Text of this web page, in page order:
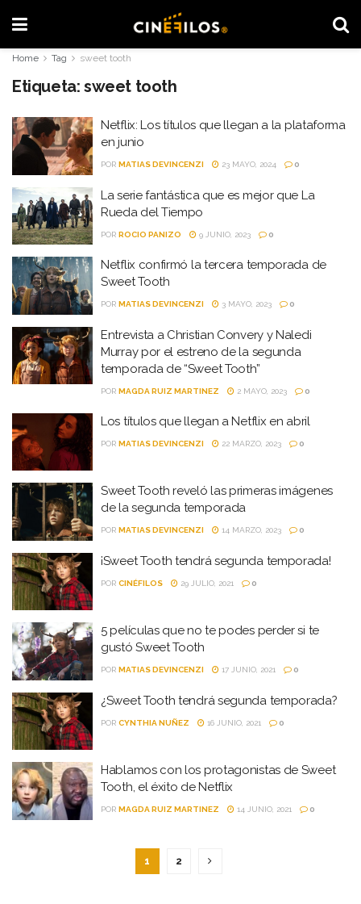
Home Tag sweet tooth
Etiqueta: sweet tooth
Netflix: Los títulos que llegan a la plataforma
en junio
POR MATIAS DEVINCENZI 23 MAYO, 2024 0
La serie fantástica que es mejor que La
Rueda del Tiempo
POR ROCIO PANIZO 9 JUNIO, 2023 0
Netflix confirmó la tercera temporada de
Sweet Tooth
POR MATIAS DEVINCENZI 3 MAYO, 2023 0
Entrevista a Christian Convery y Naledi
Murray por el estreno de la segunda
temporada de “Sweet Tooth”
POR MAGDA RUIZ MARTINEZ 2 MAYO, 2023 0
Los títulos que llegan a Netflix en abril
POR MATIAS DEVINCENZI 22 MARZO, 2023 0
Sweet Tooth reveló las primeras imágenes
de la segunda temporada
POR MATIAS DEVINCENZI 14 MARZO, 2023 0
¡Sweet Tooth tendrá segunda temporada!
POR CINÉFILOS 29 JULIO, 2021 0
5 películas que no te podes perder si te
gustó Sweet Tooth
POR MATIAS DEVINCENZI 17 JUNIO, 2021 0
¿Sweet Tooth tendrá segunda temporada?
POR CYNTHIA NUÑEZ 16 JUNIO, 2021 0
Hablamos con los protagonistas de Sweet
Tooth, el éxito de Netflix
POR MAGDA RUIZ MARTINEZ 14 JUNIO, 2021 0
1 2